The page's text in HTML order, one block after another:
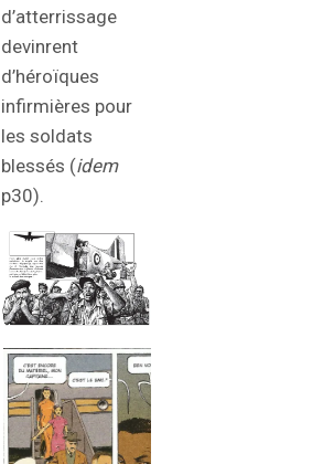
d’atterrissage
devinrent
d’héroïques
infirmières pour
les soldats
blessés (idem
p30).